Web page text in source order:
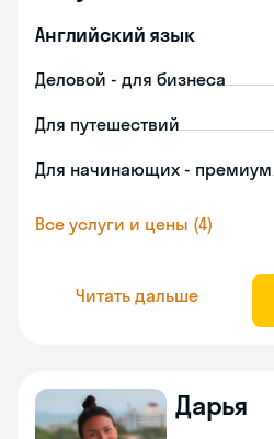
Английский язык
Деловой - для бизнеса
Для путешествий
Для начинающих - премиум
Все услуги и цены (4)
Читать дальше
Дарья